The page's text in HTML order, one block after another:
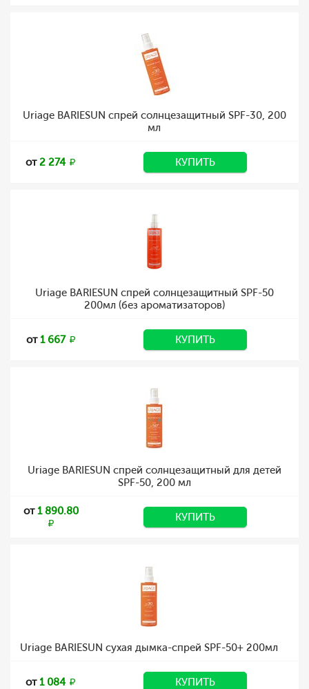
Uriage BARIESUN спрей солнцезащитный SPF-30, 200
мл
от2 274 КУПИТЬ
Uriage BARIESUN спрей солнцезащитный SPF-50
200мл (без ароматизаторов)
от1 667 КУПИТЬ
Uriage BARIESUN спрей солнцезащитный для детей
SPF-50, 200 мл
от1 890.80 КУПИТЬ
Uriage BARIESUN сухая дымка-спрей SPF-50+ 200мл
от1 084 КУПИТЬ